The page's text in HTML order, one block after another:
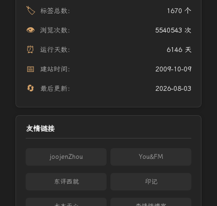
🏷️ 标签总数： 1670 个
👁️ 浏览次数： 5540543 次
⏰ 运行天数： 6146 天
📅 建站时间： 2009-10-09
🔄 最后更新： 2026-08-03
友情链接
joojenZhou You&FM
东评西就 印记